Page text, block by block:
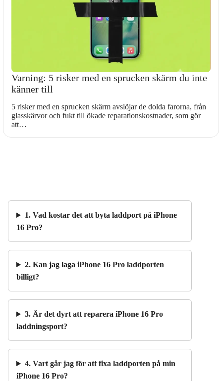
Varning: 5 risker med en sprucken skärm du inte
känner till
5 risker med en sprucken skärm avslöjar de dolda farorna, från
glasskärvor och fukt till ökade reparationskostnader, som gör
att…
1. Vad kostar det att byta laddport på iPhone
16 Pro?
2. Kan jag laga iPhone 16 Pro laddporten
billigt?
3. Är det dyrt att reparera iPhone 16 Pro
laddningsport?
4. Vart går jag för att fixa laddporten på min
iPhone 16 Pro?